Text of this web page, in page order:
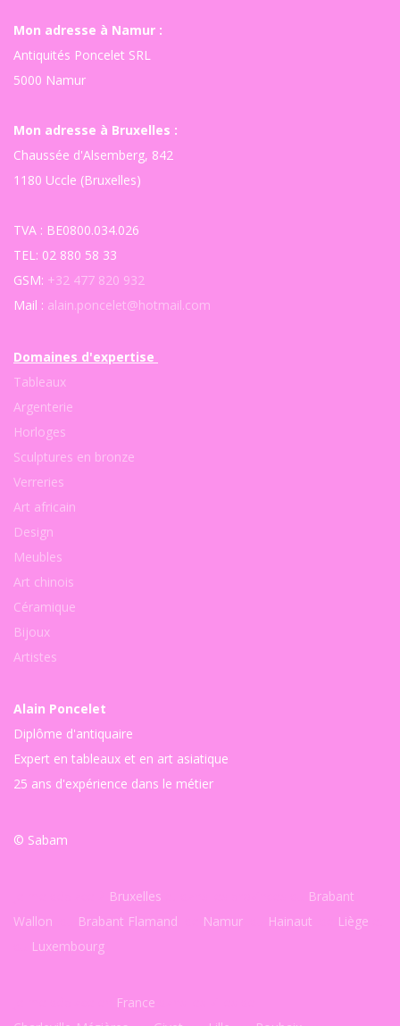
Mon adresse à Namur :
Antiquités Poncelet SRL
5000 Namur
Mon adresse à Bruxelles :
Chaussée d'Alsemberg, 842
1180 Uccle (Bruxelles)
TVA : BE0800.034.026
TEL: 02 880 58 33
GSM: +32 477 820 932
Mail : alain.poncelet@hotmail.com
Domaines d'expertise
Tableaux
Argenterie
Horloges
Sculptures en bronze
Verreries
Art africain
Design
Meubles
Art chinois
Céramique
Bijoux
Artistes
Alain Poncelet
Diplôme d'antiquaire
Expert en tableaux et en art asiatique
25 ans d'expérience dans le métier
© Sabam
Bruxelles
Brabant
Wallon
Brabant Flamand Namur Hainaut Liège
Luxembourg
France